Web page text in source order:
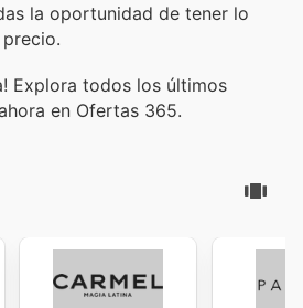
la oportunidad de tener lo
Explora todos los últimos
en Ofertas 365.